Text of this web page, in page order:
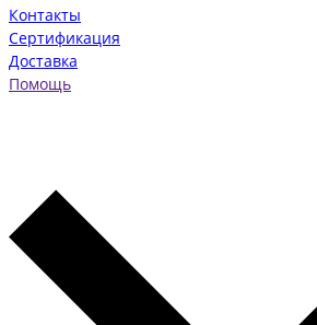
Контакты
Сертификация
Доставка
Помощь